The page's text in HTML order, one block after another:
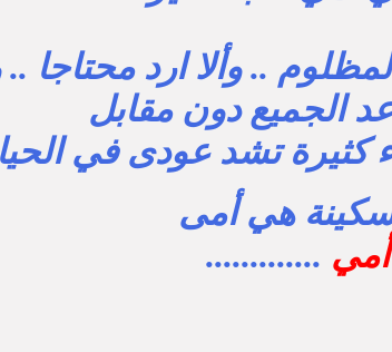
.. وألا ارد محتاجا ..
الجميع دون مقابل
كثيرة تشد عودى في
هي أمى
أمي .............